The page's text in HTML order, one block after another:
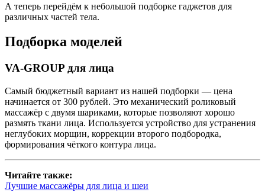
А теперь перейдём к небольшой подборке гаджетов для
различных частей тела.
Подборка моделей
VA-GROUP для лица
Самый бюджетный вариант из нашей подборки — цена
начинается от 300 рублей. Это механический роликовый
массажёр с двумя шариками, которые позволяют хорошо
размять ткани лица. Используется устройство для устранения
неглубоких морщин, коррекции второго подбородка,
формирования чёткого контура лица.
Читайте также:
Лучшие массажёры для лица и шеи